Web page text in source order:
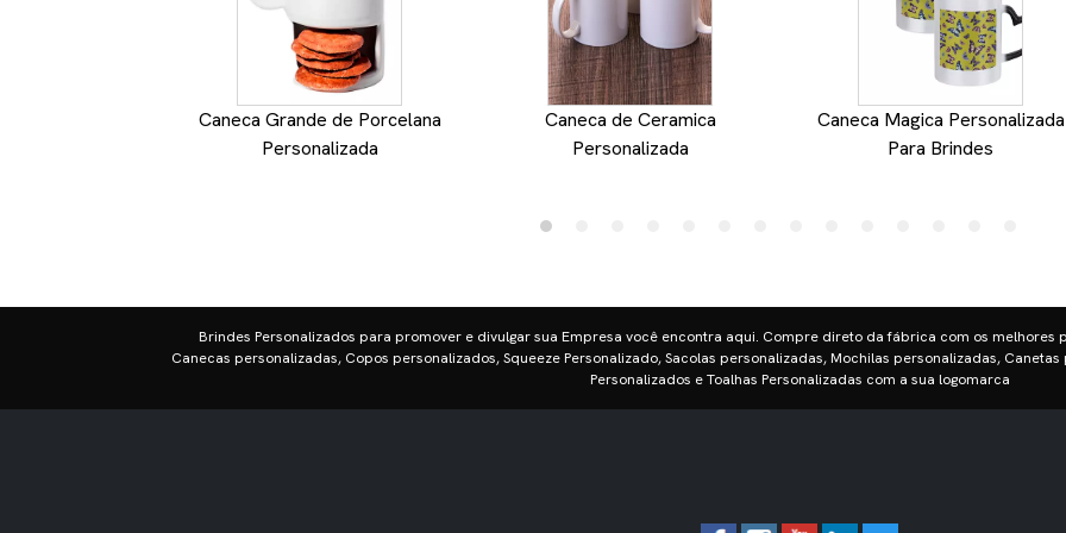
Caneca Grande de Porcelana
Personalizada
Caneca de Ceramica
Personalizada
Caneca Magica Personalizada
Para Brindes
Brindes Personalizados para promover e divulgar sua Empresa você encontra aqui. Compre direto da fábrica com os
Canecas personalizadas, Copos personalizados, Squeeze Personalizado, Sacolas personalizadas, Mochilas personalizadas,
Personalizados e Toalhas Personalizadas com a sua logomarca